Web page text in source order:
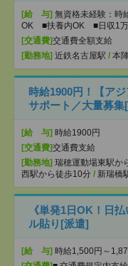
[給 与] 無資格未経験：
OK ■扶養内OK ■日収1万
[交通費]交通費全額支給
[勤務地] 近鉄名古屋駅 / 本
時給1900円！【ア
サポート／大量募集
[給 与] 時給1900円
[交通費]交通費支給
[勤務地] 瑞穂運動場東駅か
西駅から徒歩10分 / 新瑞橋
《単発1日OK！日
ル貼り[派遣]
[給 与] 時給1,500円～